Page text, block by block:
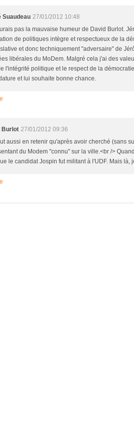
Suaudeau 27/01/2012 10:48
pas la mauvaise humeur de David Burlot.
de politiques intègre et respectueux de la
et donc techniquement "adversaire" de
libérales du MoDem. Malgré cela j'ai des
l'intégrité politique et le respect de la
et lui souhaite bonne chance.
Burlot 27/01/2012 09:36
aussi en retenir qu'après avoir cherché (sans
du Modem "connu" sur la ville.<br />
le candidat Jospin fut militant à l'UDF. Mais